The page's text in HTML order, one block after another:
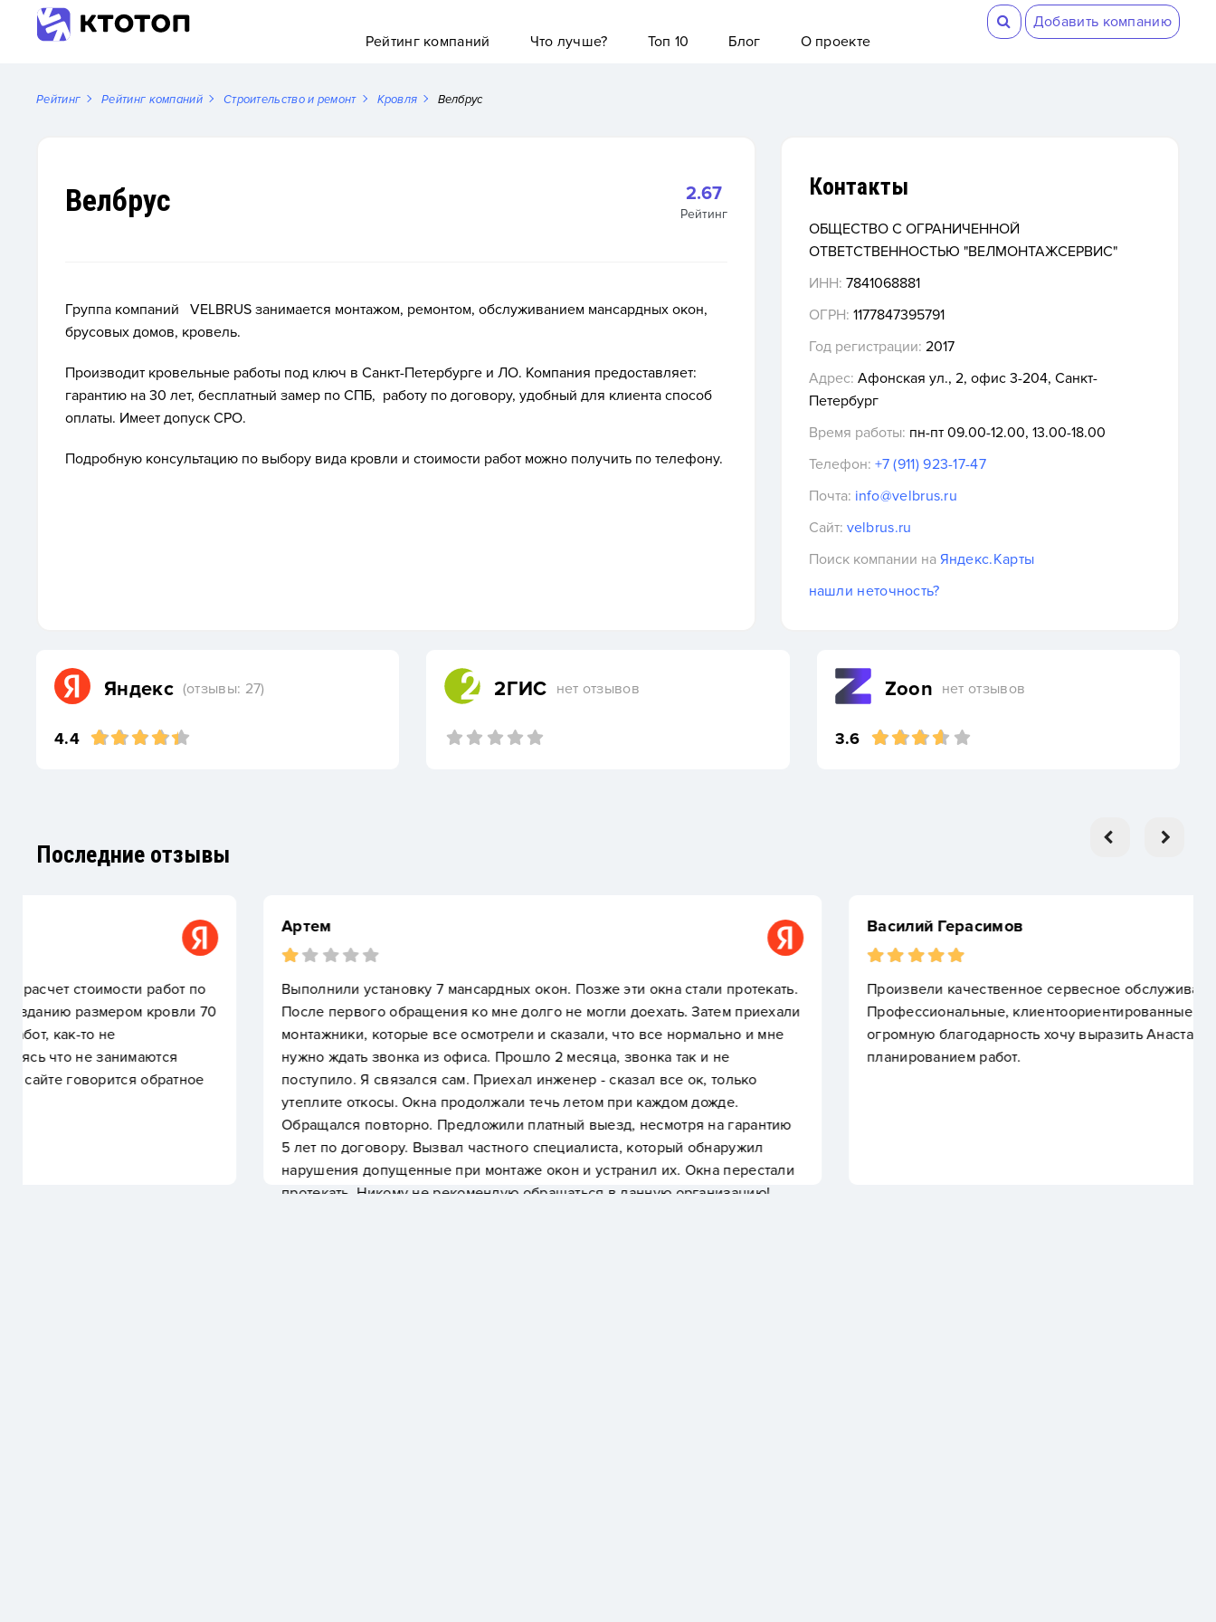
Добавить компанию
Рейтинг компаний
Что лучше? Топ 10 Блог О проекте
Рейтинг Рейтинг компаний Строительство и ремонт Кровля Велбрус
Велбрус 2.67
Рейтинг
Группа компаний VELBRUS занимается монтажом, ремонтом, обслуживанием мансардных окон,
брусовых домов, кровель.
Производит кровельные работы под ключ в Санкт-Петербурге и ЛО. Компания предоставляет:
гарантию на 30 лет, бесплатный замер по СПБ, работу по договору, удобный для клиента способ
оплаты. Имеет допуск СРО.
Подробную консультацию по выбору вида кровли и стоимости работ можно получить по телефону.
Контакты
ОБЩЕСТВО С ОГРАНИЧЕННОЙ
ОТВЕТСТВЕННОСТЬЮ "ВЕЛМОНТАЖСЕРВИС"
ИНН: 7841068881
ОГРН: 1177847395791
Год регистрации: 2017
Адрес: Афонская ул., 2, офис 3-204, Санкт-
Петербург
Время работы: пн-пт 09.00-12.00, 13.00-18.00
Телефон: +7 (911) 923-17-47
Почта: info@velbrus.ru
Сайт: velbrus.ru
Поиск компании на Яндекс.Карты
нашли неточность?
Яндекс (отзывы: 27)
4.4
2ГИС нет отзывов Zoon нет отзывов
3.6
Последние отзывы
Выполнили установку 7 мансардных окон. Позже эти окна стали протекать.
После первого обращения ко мне долго не могли доехать. Затем приехали
монтажники, которые все осмотрели и сказали, что все нормально и мне
нужно ждать звонка из офиса. Прошло 2 месяца, звонка так и не
поступило. Я связался сам. Приехал инженер - сказал все ок, только
утеплите откосы. Окна продолжали течь летом при каждом дожде.
Обращался повторно. Предложили платный выезд, несмотря на гарантию
5 лет по договору. Вызвал частного специалиста, который обнаружил
нарушения допущенные при монтаже окон и устранил их. Окна перестали
протекать. Никому не рекомендую обращаться в данную организацию!
Василий Герасимов
Произвели качественное сервесное обслуживание 9 мансардных окон.
Профессиональные, клиентоориентированные сотрудники. Особенно
огромную благодарность хочу выразить Анастасии в оказании помощи с
планированием работ.